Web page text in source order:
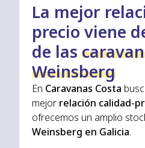
La mejor
precio viene
de las
Weinsberg
En Caravanas Costa
mejor relación calidad-
ofrecemos un amplio
Weinsberg en Galicia.